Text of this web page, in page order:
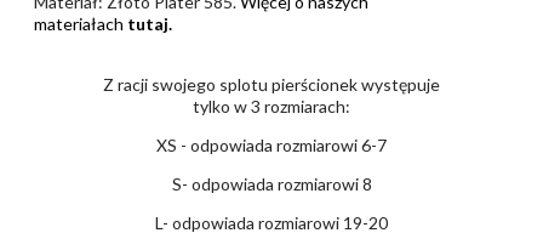
materiałach tutaj.
Z racji swojego splotu pierścionek występuje
tylko w 3 rozmiarach:
XS - odpowiada rozmiarowi 6-7
S- odpowiada rozmiarowi 8
L- odpowiada rozmiarowi 19-20